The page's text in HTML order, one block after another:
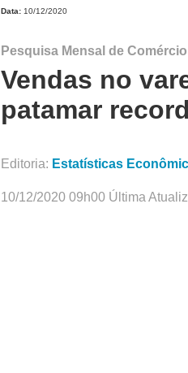
Data: 10/12/2020
Pesquisa Mensal de Comércio
Vendas no
patamar
Editoria: Estatísticas
10/12/2020 09h00 Última